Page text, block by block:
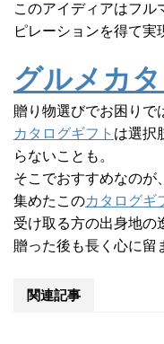
このアイディアはフル
ピレーションを得て実
グルメカ
贈り物選びでお困りで
カタログギフト は選択
らないことも。
そこでおすすめなのが
集めたこのカタログギ
受け取る方の出身地の
贈った後も長く心に留
関連記事